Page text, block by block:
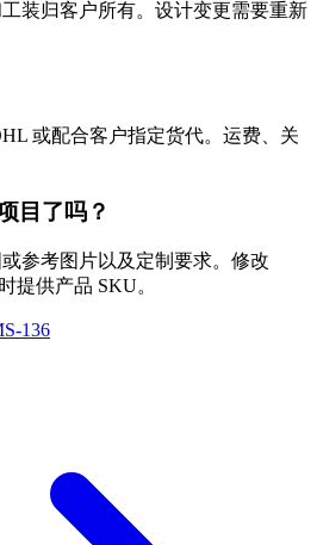
装归客户所有。设计变更需要重新
或配合客户指定货代。运费、关
目了吗？
参考图片以及定制要求。修改
提供产品 SKU。
136